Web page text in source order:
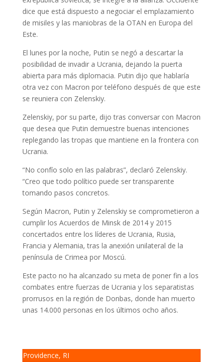
dice que está dispuesto a negociar el emplazamiento
de misiles y las maniobras de la OTAN en Europa del
Este.
El lunes por la noche, Putin se negó a descartar la
posibilidad de invadir a Ucrania, dejando la puerta
abierta para más diplomacia. Putin dijo que hablaría
otra vez con Macron por teléfono después de que este
se reuniera con Zelenskiy.
Zelenskiy, por su parte, dijo tras conversar con Macron
que desea que Putin demuestre buenas intenciones
replegando las tropas que mantiene en la frontera con
Ucrania.
“No confío solo en las palabras”, declaró Zelenskiy.
“Creo que todo político puede ser transparente
tomando pasos concretos.
Según Macron, Putin y Zelenskiy se comprometieron a
cumplir los Acuerdos de Minsk de 2014 y 2015
concertados entre los líderes de Ucrania, Rusia,
Francia y Alemania, tras la anexión unilateral de la
península de Crimea por Moscú.
Este pacto no ha alcanzado su meta de poner fin a los
combates entre fuerzas de Ucrania y los separatistas
prorrusos en la región de Donbas, donde han muerto
unas 14.000 personas en los últimos ocho años.
Providence, RI